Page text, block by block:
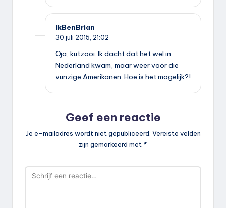
IkBenBrian
30 juli 2015, 21:02
Oja, kutzooi. Ik dacht dat het wel in
Nederland kwam, maar weer voor die
vunzige Amerikanen. Hoe is het mogelijk?!
Geef een reactie
Je e-mailadres wordt niet gepubliceerd. Vereiste velden
zijn gemarkeerd met *